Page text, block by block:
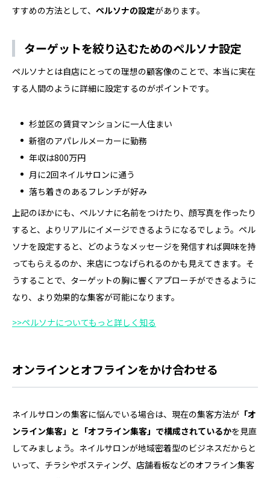
すすめの方法として、 ペルソナの設定があります。
ターゲットを絞り込むためのペルソナ設定
ペルソナとは自店にとっての理想の顧客像のことで、本当に実在
する人間のように詳細に設定するのがポイントです。
杉並区の賃貸マンションに一人住まい
新宿のアパレルメーカーに勤務
年収は800万円
月に2回ネイルサロンに通う
落ち着きのあるフレンチが好み
上記のほかにも、ペルソナに名前をつけたり、顔写真を作ったり
すると、よりリアルにイメージできるようになるでしょう。ペル
ソナを設定すると、どのようなメッセージを発信すれば興味を持
ってもらえるのか、来店につなげられるのかも見えてきます。そ
うすることで、ターゲットの胸に響くアプローチができるように
なり、より効果的な集客が可能になります。
>>ペルソナについてもっと詳しく知る
オンラインとオフラインをかけ合わせる
ネイルサロンの集客に悩んでいる場合は、現在の集客方法が 「オ
ンライン集客」と「オフライン集客」で構成されているかを見直
してみましょう。ネイルサロンが地域密着型のビジネスだからと
いって、チラシやポスティング、店舗看板などのオフライン集客